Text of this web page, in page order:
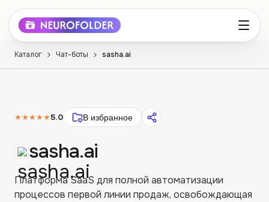
Каталог Чат-боты sasha.ai
★★★★★5.0 В избранное
sasha.ai
Платформа SaaS для полной автоматизации
процессов первой линии продаж, освобождающая